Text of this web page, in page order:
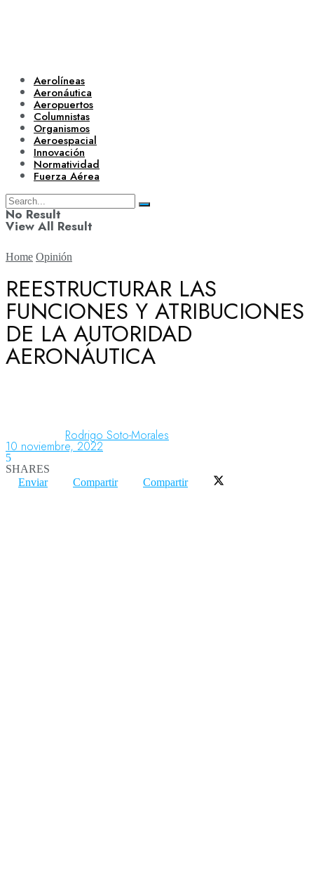
Aerolíneas
Aeronáutica
Aeropuertos
Columnistas
Organismos
Aeroespacial
Innovación
Normatividad
Fuerza Aérea
No Result
View All Result
Aerolíneas
Aeronáutica
Home Opinión
REESTRUCTURAR LAS
FUNCIONES Y ATRIBUCIONES
DE LA AUTORIDAD
AERONÁUTICA
Rodrigo Soto-Morales
10 noviembre, 2022
5
SHARES
Enviar
Compartir Compartir